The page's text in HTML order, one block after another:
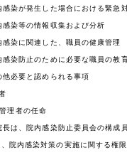
感染が発生した場合における緊急
感染等の情報収集および分析
感染に関連した、職員の健康管理
感染防止のために必要な職員の教
他必要と認められる事項
理者の任命
は、院内感染防止委員会の構成
院内感染対策の実施に関する権限